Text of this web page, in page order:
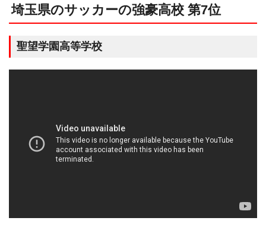
埼玉県のサッカーの強豪高校 第7位
聖望学園高等学校